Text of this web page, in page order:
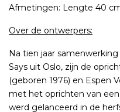
Afmetingen: Lengte 40
Over de ontwerpers:
Na tien jaar
Says uit Oslo, zijn de
(geboren 1976) en Espen
met het oprichten van een
werd gelanceerd in de